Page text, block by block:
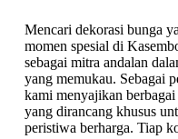
Mencari dekorasi bunga
momen spesial di
sebagai mitra andalan
yang memukau. Sebagai
kami menyajikan
yang dirancang khusus
peristiwa berharga. Tiap